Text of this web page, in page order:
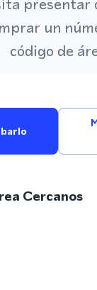
un
código de
Cercanos